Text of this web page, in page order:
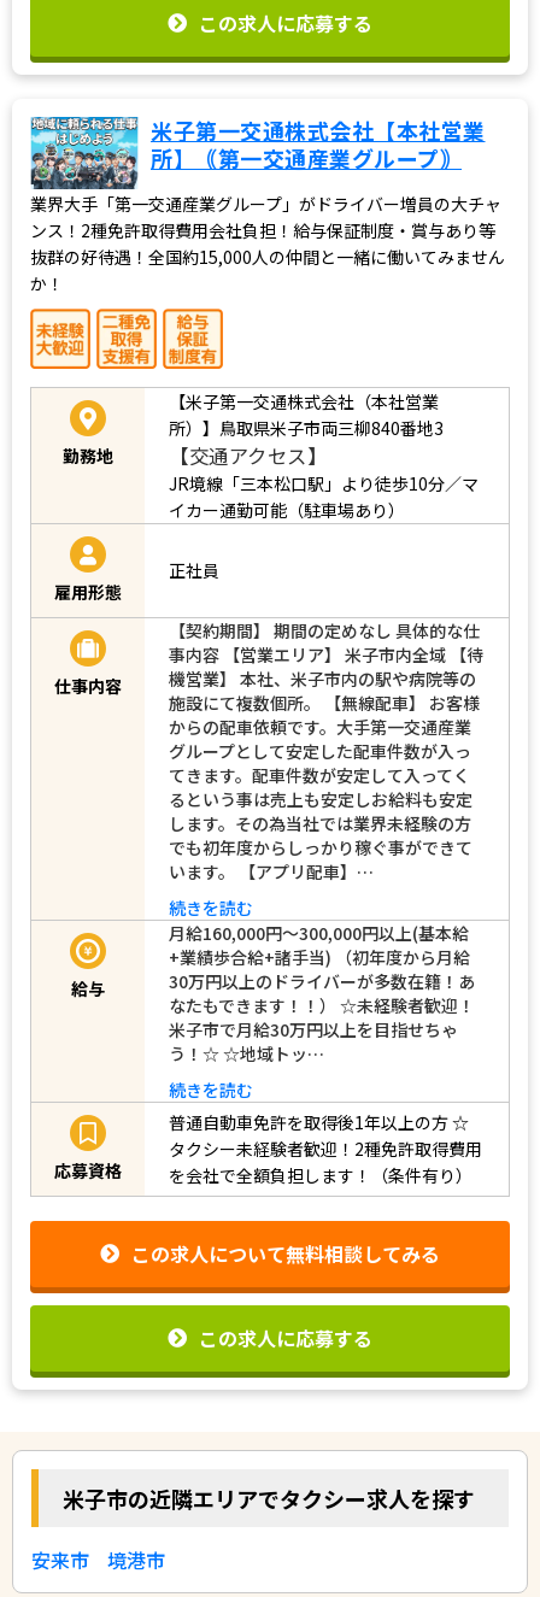
この求人に応募する
米子第一交通株式会社【本社営業
所】｟第一交通産業グループ｠
業界大手「第一交通産業グループ」がドライバー増員の大チャ
ンス！2種免許取得費用会社負担！給与保証制度・賞与あり等
抜群の好待遇！全国約15,000人の仲間と一緒に働いてみません
か！
勤務地
【米子第一交通株式会社（本社営業
所）】鳥取県米子市両三柳840番地3
【交通アクセス】
JR境線「三本松口駅」より徒歩10分／マ
イカー通勤可能（駐車場あり）
雇用形態
正社員
仕事内容
【契約期間】 期間の定めなし 具体的な仕
事内容 【営業エリア】 米子市内全域 【待
機営業】 本社、米子市内の駅や病院等の
施設にて複数個所。 【無線配車】 お客様
からの配車依頼です。大手第一交通産業
グループとして安定した配車件数が入っ
てきます。配車件数が安定して入ってく
るという事は売上も安定しお給料も安定
します。その為当社では業界未経験の方
でも初年度からしっかり稼ぐ事ができて
います。 【アプリ配車】…
続きを読む
給与
月給160,000円～300,000円以上(基本給
+業績歩合給+諸手当) （初年度から月給
30万円以上のドライバーが多数在籍！あ
なたもできます！！） ☆未経験者歓迎！
米子市で月給30万円以上を目指せちゃ
う！☆ ☆地域トッ…
続きを読む
応募資格
普通自動車免許を取得後1年以上の方☆
タクシー未経験者歓迎！2種免許取得費用
を会社で全額負担します！（条件有り）
この求人について無料相談してみる
この求人に応募する
米子市の近隣エリアでタクシー求人を探す
安来市 境港市